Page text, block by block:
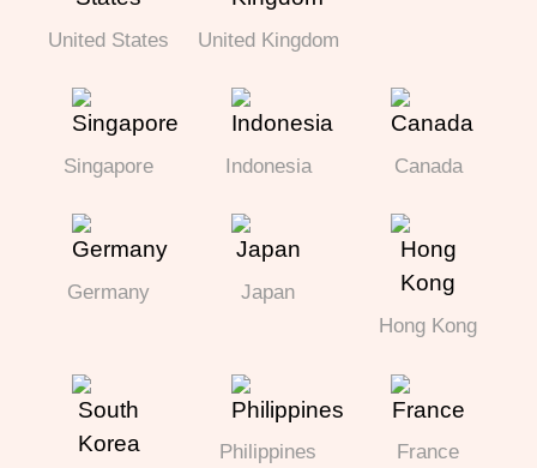
United States United Kingdom
Singapore Indonesia Canada
Germany
Japan
Hong Kong
Philippines France